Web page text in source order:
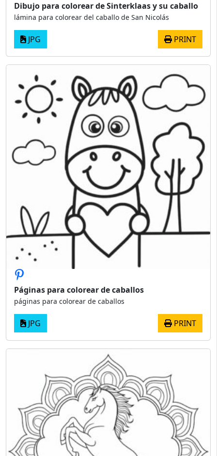
Dibujo para colorear de Sinterklaas y su caballo
lámina para colorear del caballo de San Nicolás
JPG PRINT
Páginas para colorear de caballos
páginas para colorear de caballos
JPG PRINT